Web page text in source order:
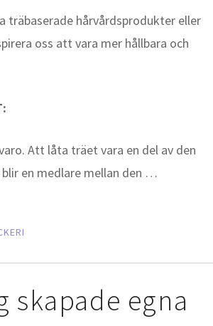
träbaserade hårvårdsprodukter eller
oss att vara mer hållbara och
Att låta träet vara en del av den
en medlare mellan den …
skapade egna